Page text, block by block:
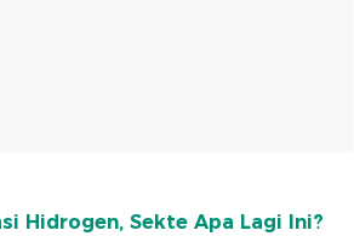
Hidrogen, Sekte Apa Lagi Ini?